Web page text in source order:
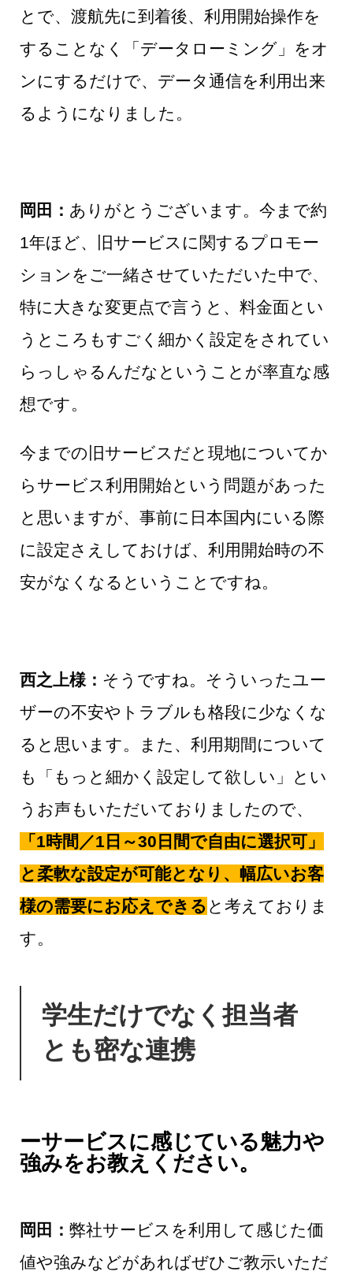
とで、渡航先に到着後、利用開始操作を
することなく「データローミング」をオ
ンにするだけで、データ通信を利用出来
るようになりました。
岡田： ありがとうございます。今まで約
1年ほど、旧サービスに関するプロモー
ションをご一緒させていただいた中で、
特に大きな変更点で言うと、料金面とい
うところもすごく細かく設定をされてい
らっしゃるんだなということが率直な感
想です。
今までの旧サービスだと現地についてか
らサービス利用開始という問題があった
と思いますが、事前に日本国内にいる際
に設定さえしておけば、利用開始時の不
安がなくなるということですね。
西之上様： そうですね。そういったユー
ザーの不安やトラブルも格段に少なくな
ると思います。また、利用期間について
も「もっと細かく設定して欲しい」とい
うお声もいただいておりましたので、
「1時間／1日～30日間で自由に選択可」
と柔軟な設定が可能となり、幅広いお客
様の需要にお応えできる と考えておりま
す。
学生だけでなく担当者
とも密な連携
ーサービスに感じている魅力や
強みをお教えください。
岡田： 弊社サービスを利用して感じた価
値や強みなどがあればぜひご教示いただ